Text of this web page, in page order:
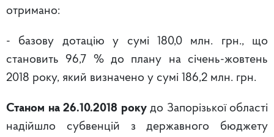
отримано:
- базову дотацію у сумі 180,0 млн. грн., що
становить 96,7 % до плану на січень-жовтень
2018 року, який визначено у сумі 186,2 млн. грн.
Станом на 26.10.2018 року до Запорізької області
надійшло субвенцій з державного бюджету